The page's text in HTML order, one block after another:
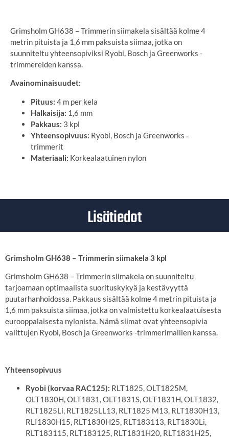
Grimsholm GH638 – Trimmerin siimakela sisältää kolme 4
metrin pituista ja 1,6 mm paksuista siimaa, jotka on
suunniteltu yhteensopiviksi Ryobi, Bosch ja Greenworks -
trimmereiden kanssa.
Avainominaisuudet:
Pituus: 4 m per kela
Halkaisija: 1,6 mm
Pakkaus: 3 kpl
Yhteensopivuus: Ryobi, Bosch ja Greenworks -
trimmerit
Materiaali: Korkealaatuinen nylon
Lisätiedot
Grimsholm GH638 – Trimmerin siimakela 3 kpl
Grimsholm GH638 – Trimmerin siimakela on suunniteltu
tarjoamaan optimaalista suorituskykyä ja kestävyyttä
puutarhanhoidossa. Pakkaus sisältää kolme 4 metrin pituista ja
1,6 mm paksuista siimaa, jotka on valmistettu korkealaatuisesta
eurooppalaisesta nylonista. Nämä siimat ovat yhteensopivia
valittujen Ryobi, Bosch ja Greenworks -trimmerimallien kanssa.
Yhteensopivuus
Ryobi (korvaa RAC125): RLT1825, OLT1825M,
OLT1830H, OLT1831, OLT1831S, OLT1831H, OLT1832,
RLT1825Li, RLT1825LL13, RLT1825 M13, RLT1830H13,
RLI1830H15, RLT1830H25, RLT183113, RLT1830Li,
RLT183115, RLT183125, RLT1831H20, RLT1831H25,